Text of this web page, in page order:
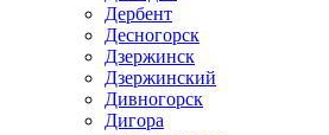
Дербент
Десногорск
Дзержинск
Дзержинский
Дивногорск
Дигора